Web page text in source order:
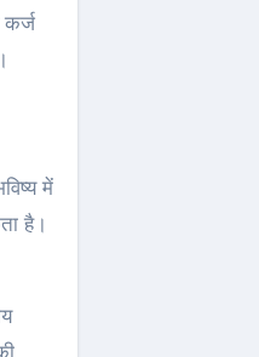
कर्ज
में
है।